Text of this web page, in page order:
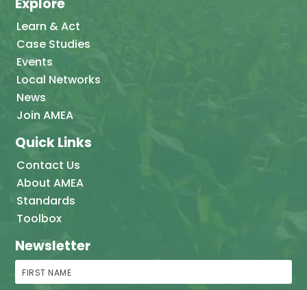
Explore
Learn & Act
Case Studies
Events
Local Networks
News
Join AMEA
Quick Links
Contact Us
About AMEA
Standards
Toolbox
Newsletter
First Name